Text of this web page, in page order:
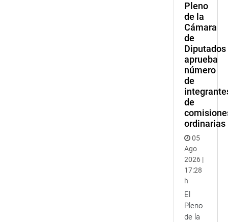
Pleno
de la
Cámara
de
Diputados
aprueba
número
de
de
ordinarias
05
Ago
2026 |
17:28
h
El
Pleno
de la